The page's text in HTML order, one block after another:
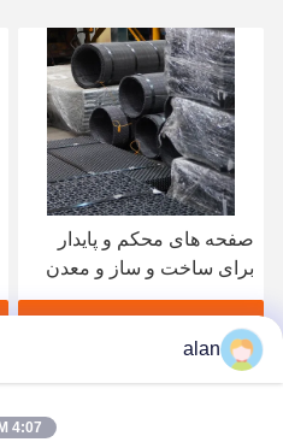
صفحه های محکم و پایدار
برای ساخت و ساز و معدن
بهترین قیمت رو بدست بیار
alan
4:07 AM